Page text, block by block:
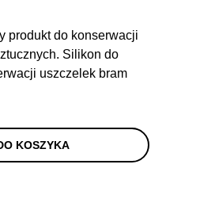
produkt do konserwacji
Silikon do
uszczelek bram
KOSZYKA